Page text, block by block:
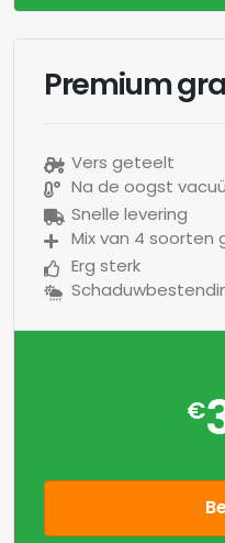
Premium
Vers geteelt
Na de oogst
Snelle levering
Mix van 4 soorten
Erg sterk
€